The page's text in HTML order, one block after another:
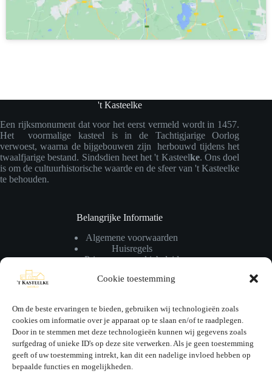
Cookie toestemming
Om de beste ervaringen te bieden, gebruiken wij technologieën zoals
cookies om informatie over je apparaat op te slaan en/of te raadplegen.
Door in te stemmen met deze technologieën kunnen wij gegevens zoals
surfgedrag of unieke ID's op deze site verwerken. Als je geen toestemming
geeft of uw toestemming intrekt, kan dit een nadelige invloed hebben op
bepaalde functies en mogelijkheden.
't Kasteelke
Een rijksmonument dat voor het eerst vermeld wordt in 1457.
Het voormalige kasteel is in de Tachtigjarige Oorlog
verwoest, waarna de bijgebouwen zijn herbouwd tijdens het
twaalfjarige bestand. Sindsdien heet het 't Kasteelke. Ons doel
is om de cultuurhistorische waarde en de sfeer van 't Kasteelke
te behouden.
Belangrijke Informatie
Algemene voorwaarden
Huisregels
Privacy- en cookiebeleid
Bezienswaardigheden
Onze blog